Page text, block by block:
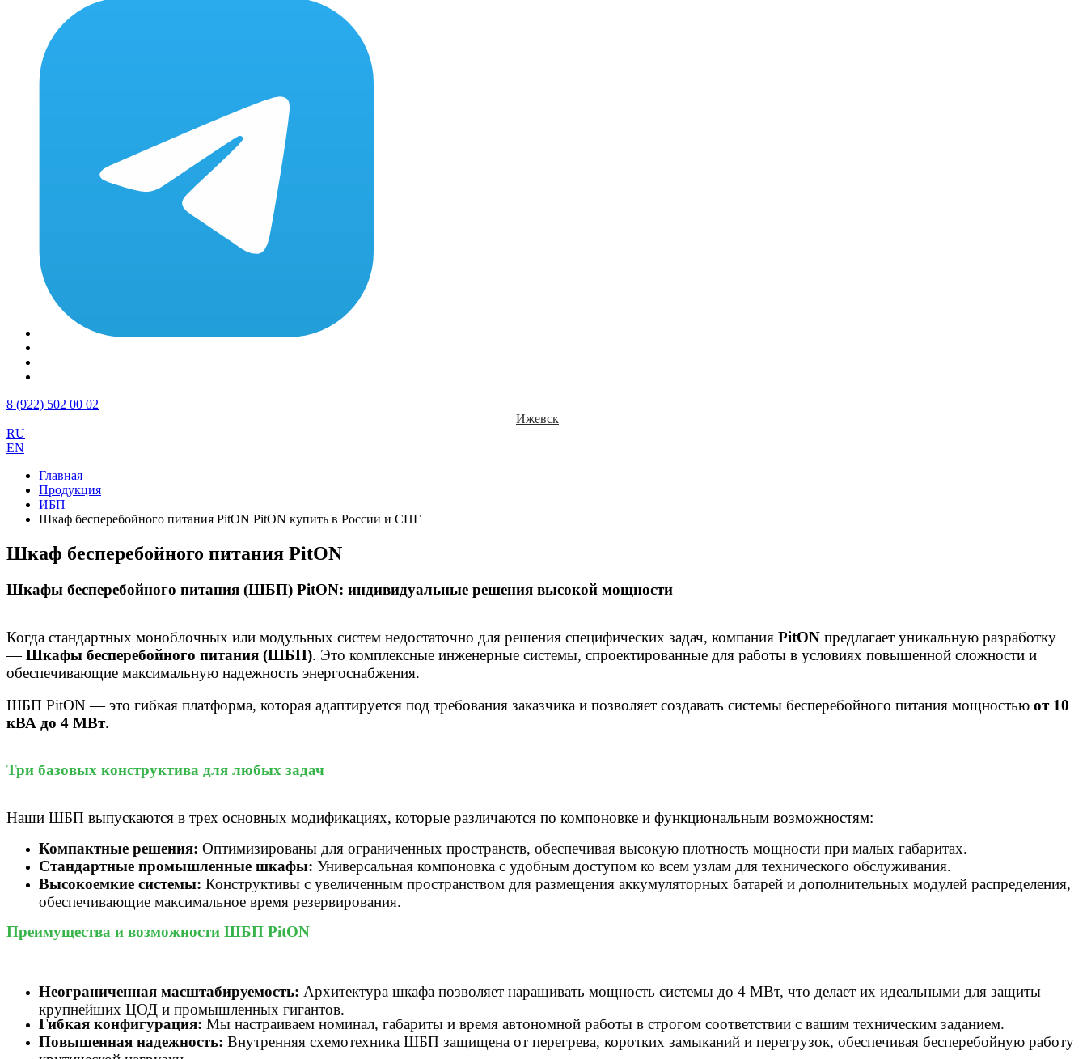
8 (922) 502 00 02
Ижевск
RU
EN
Главная
Продукция
ИБП
Шкаф бесперебойного питания PitON PitON купить в России и СНГ
Шкаф бесперебойного питания PitON
Шкафы бесперебойного питания (ШБП) PitON: индивидуальные решения высокой мощности
Когда стандартных моноблочных или модульных систем недостаточно для решения специфических задач, компания PitON предлагает уникальную разработку
—Шкафы бесперебойного питания (ШБП). Это комплексные инженерные системы, спроектированные для работы в условиях повышенной сложности и
обеспечивающие максимальную надежность энергоснабжения.
ШБП PitON — это гибкая платформа, которая адаптируется под требования заказчика и позволяет создавать системы бесперебойного питания мощностью от 10
кВА до 4 МВт.
Три базовых конструктива для любых задач
Наши ШБП выпускаются в трех основных модификациях, которые различаются по компоновке и функциональным возможностям:
Компактные решения: Оптимизированы для ограниченных пространств, обеспечивая высокую плотность мощности при малых габаритах.
Стандартные промышленные шкафы: Универсальная компоновка с удобным доступом ко всем узлам для технического обслуживания.
Высокоемкие системы: Конструктивы с увеличенным пространством для размещения аккумуляторных батарей и дополнительных модулей распределения,
обеспечивающие максимальное время резервирования.
Преимущества и возможности ШБП PitON
Неограниченная масштабируемость: Архитектура шкафа позволяет наращивать мощность системы до 4 МВт, что делает их идеальными для защиты
крупнейших ЦОД и промышленных гигантов.
Гибкая конфигурация: Мы настраиваем номинал, габариты и время автономной работы в строгом соответствии с вашим техническим заданием.
Повышенная надежность: Внутренняя схемотехника ШБП защищена от перегрева, коротких замыканий и перегрузок, обеспечивая бесперебойную работу